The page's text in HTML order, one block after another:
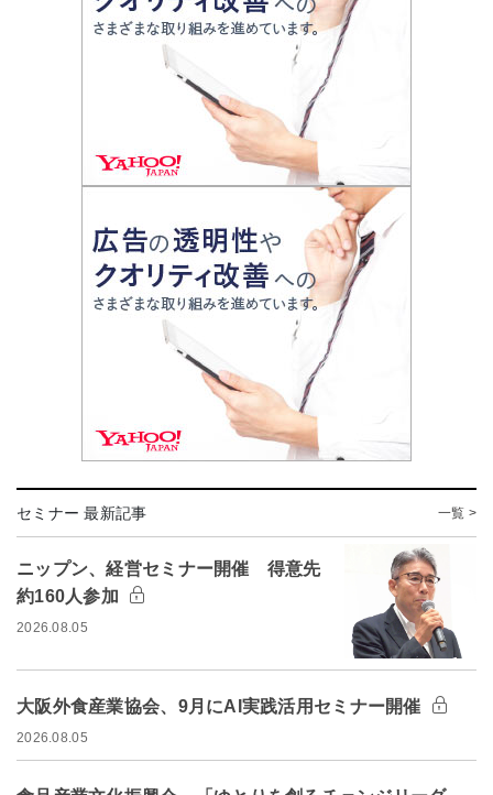
セミナー 最新記事 一覧 >
ニップン、経営セミナー開催 得意先
約160人参加
2026.08.05
大阪外食産業協会、9月にAI実践活用セミナー開催
2026.08.05